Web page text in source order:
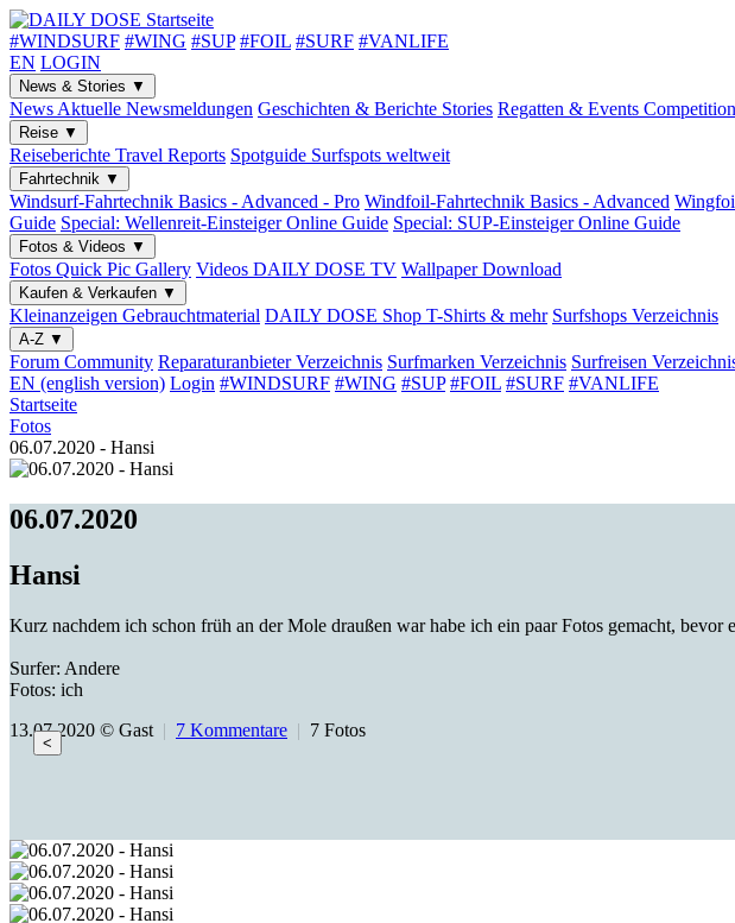
#WINDSURF #WING #SUP #FOIL #SURF #VANLIFE
EN LOGIN
News & Stories ▼
News Aktuelle Newsmeldungen Geschichten & Berichte Stories Regatten & Events Competition
Reise ▼
Reiseberichte Travel Reports Spotguide Surfspots weltweit
Fahrtechnik ▼
Windsurf-Fahrtechnik Basics - Advanced - Pro Windfoil-Fahrtechnik Basics - Advanced
Guide Special: Wellenreit-EinsteigerOnline Guide Special: SUP-EinsteigerOnline Guide
Fotos & Videos ▼
Fotos Quick Pic Gallery Videos DAILY DOSE TV WallpaperDownload
Kaufen & Verkaufen ▼
Kleinanzeigen Gebrauchtmaterial DAILY DOSE Shop T-Shirts & mehr Surfshops Verzeichnis
A-Z ▼
Forum Community ReparaturanbieterVerzeichnis Surfmarken Verzeichnis Surfreisen
EN (english version) Login #WINDSURF #WING #SUP #FOIL #SURF #VANLIFE
Startseite
Fotos
06.07.2020 - Hansi
06.07.2020
Hansi
Kurz nachdem ich schon früh an der Mole draußen war habe ich ein paar Fotos gemacht,
Surfer: Andere
Fotos: ich
13.07.2020 © Gast | 7 Kommentare | 7 Fotos
<